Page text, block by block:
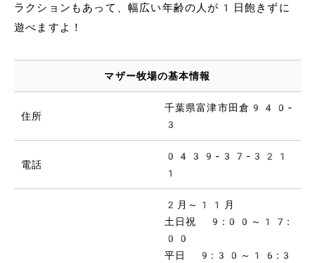
ラクションもあって、幅広い年齢の人が1日飽きずに
遊べますよ！
マザー牧場の基本情報
住所
千葉県富津市田倉940-
3
電話
0439-37-321
1
2月～11月
土日祝 9:00～17:
00
平日 9:30～16:3